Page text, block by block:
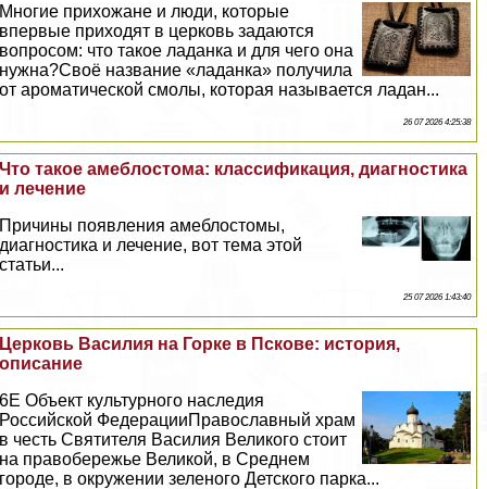
Многие прихожане и люди, которые
впервые приходят в церковь задаются
вопросом: что такое ладанка и для чего она
нужна?Своё название «ладанка» получила
от ароматической смолы, которая называется ладан...
26 07 2026 4:25:38
Что такое амeблостома: классификация, диагностика
и лечение
Причины появления амeблостомы,
диагностика и лечение, вот тема этой
статьи...
25 07 2026 1:43:40
Церковь Василия на Горке в Пскове: история,
описание
6E Объект культурного наследия
Российской ФедерацииПравославный храм
в честь Святителя Василия Великого стоит
на правобережье Великой, в Среднем
городе, в окружении зеленого Детского парка...